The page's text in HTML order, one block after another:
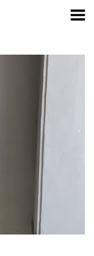
Toggle Menu